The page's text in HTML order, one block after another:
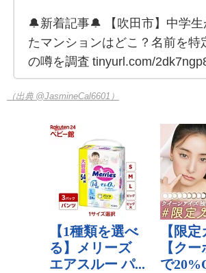
🔔新着記事🔔 【吹田市】中学生
たマンションはどこ？名前を特
の噂を調査 tinyurl.com/
（出典 @JasmineCal6601）